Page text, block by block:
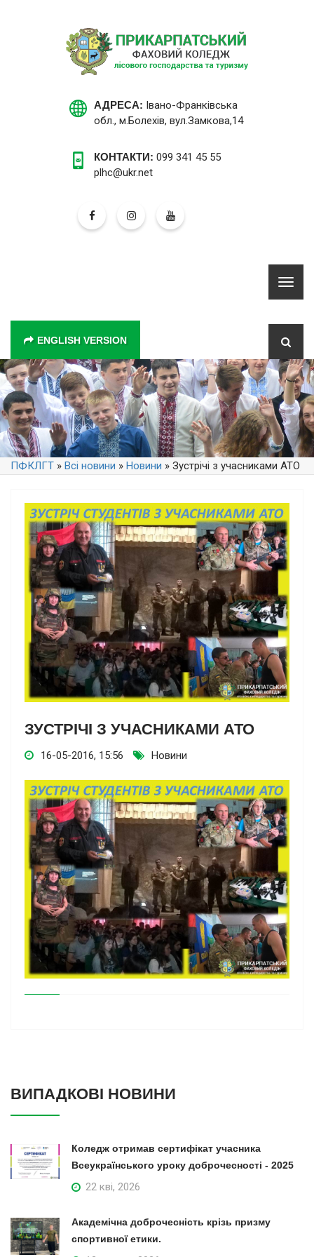
АДРЕСА: Івано-Франківська
обл., м.Болехів, вул.Замкова,14
КОНТАКТИ: 099 341 45 55
plhc@ukr.net
ENGLISH VERSION
ПФКЛГТ » Всі новини » Новини » Зустрічі з учасниками АТО
ЗУСТРІЧІ З УЧАСНИКАМИ АТО
16-05-2016, 15:56 Новини
ВИПАДКОВІ НОВИНИ
Коледж отримав сертифікат учасника
Всеукраїнського уроку доброчесності - 2025
22 кві, 2026
Академічна доброчесність крізь призму
спортивної етики.